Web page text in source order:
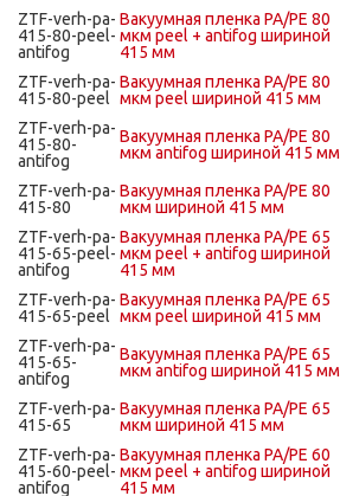
ZTF-verh-pa-
415-80-peel-
antifog
Вакуумная пленка PA/PE 80
мкм peel + antifog шириной
415 мм
ZTF-verh-pa-
415-80-peel
Вакуумная пленка PA/PE 80
мкм peel шириной 415 мм
ZTF-verh-pa-
415-80-
antifog
Вакуумная пленка PA/PE 80
мкм antifog шириной 415 мм
ZTF-verh-pa-
415-80
Вакуумная пленка PA/PE 80
мкм шириной 415 мм
ZTF-verh-pa-
415-65-peel-
antifog
Вакуумная пленка PA/PE 65
мкм peel + antifog шириной
415 мм
ZTF-verh-pa-
415-65-peel
Вакуумная пленка PA/PE 65
мкм peel шириной 415 мм
ZTF-verh-pa-
415-65-
antifog
Вакуумная пленка PA/PE 65
мкм antifog шириной 415 мм
ZTF-verh-pa-
415-65
Вакуумная пленка PA/PE 65
мкм шириной 415 мм
ZTF-verh-pa-
415-60-peel-
antifog
Вакуумная пленка PA/PE 60
мкм peel + antifog шириной
415 мм